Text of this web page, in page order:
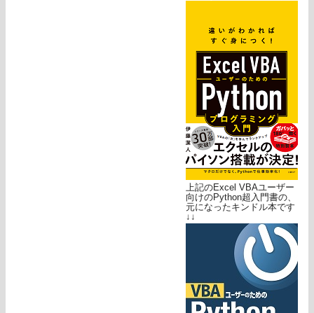
上記のExcel VBAユーザー
向けのPython超入門書の、
元になったキンドル本です
↓↓